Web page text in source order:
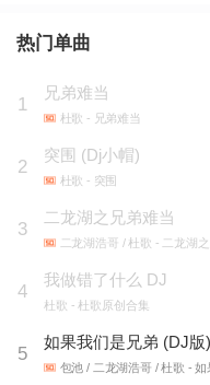
的追捧，有着深厚的演唱功
热门单曲
1
兄弟难当
杜歌 - 兄弟难当
2
突围 (Dj小帽)
杜歌 - 突围
3
二龙湖之兄弟难当
二龙湖浩哥 / 杜歌 - 二龙湖
4
我做错了什么 DJ
杜歌 - 杜歌原创合集
5
如果我们是兄弟 (DJ版)
包池 / 二龙湖浩哥 / 杜歌 - 如